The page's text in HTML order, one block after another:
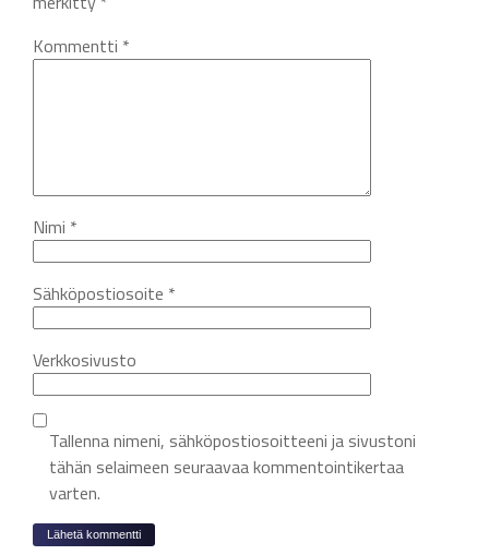
Kommentti *
Nimi *
Sähköpostiosoite *
Verkkosivusto
Tallenna nimeni, sähköpostiosoitteeni ja sivustoni
tähän selaimeen seuraavaa kommentointikertaa
varten.